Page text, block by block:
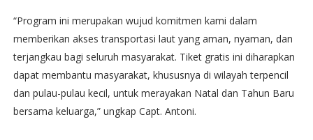
“Program ini merupakan wujud komitmen kami dalam
memberikan akses transportasi laut yang aman, nyaman, dan
terjangkau bagi seluruh masyarakat. Tiket gratis ini diharapkan
dapat membantu masyarakat, khususnya di wilayah terpencil
dan pulau-pulau kecil, untuk merayakan Natal dan Tahun Baru
bersama keluarga,” ungkap Capt. Antoni.